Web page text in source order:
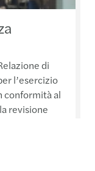
di
l’esercizio
conformità al
revisione